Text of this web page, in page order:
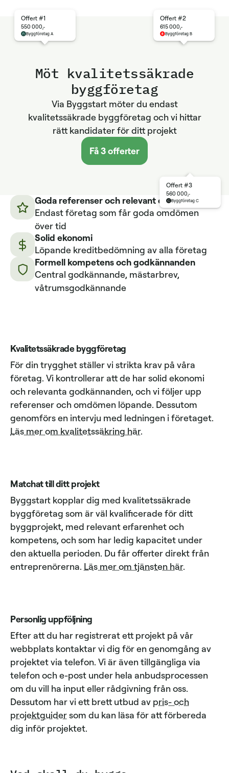
Möt kvalitetssäkrade
byggföretag
Via Byggstart möter du endast
kvalitetssäkrade byggföretag och vi hittar
rätt kandidater för ditt projekt
Få 3 offerter
Offert #1
550 000,-
Byggföretag A
Offert #3
560 000,-
Byggföretag C
Offert #2
615 000,-
Byggföretag B
Goda referenser och relevant erfarenhet
Endast företag som får goda omdömen
över tid
Solid ekonomi
Löpande kreditbedömning av alla företag
Formell kompetens och godkännanden
Central godkännande, mästarbrev,
våtrumsgodkännande
Kvalitetssäkrade byggföretag
För din trygghet ställer vi strikta krav på våra
företag. Vi kontrollerar att de har solid ekonomi
och relevanta godkännanden, och vi följer upp
referenser och omdömen löpande. Dessutom
genomförs en intervju med ledningen i företaget.
Läs mer om kvalitetssäkring här.
Matchat till ditt projekt
Byggstart kopplar dig med kvalitetssäkrade
byggföretag som är väl kvalificerade för ditt
byggprojekt, med relevant erfarenhet och
kompetens, och som har ledig kapacitet under
den aktuella perioden. Du får offerter direkt från
entreprenörerna. Läs mer om tjänsten här.
Personlig uppföljning
Efter att du har registrerat ett projekt på vår
webbplats kontaktar vi dig för en genomgång av
projektet via telefon. Vi är även tillgängliga via
telefon och e-post under hela anbudsprocessen
om du vill ha input eller rådgivning från oss.
Dessutom har vi ett brett utbud av pris- och
projektguidersom du kan läsa för att förbereda
dig inför projektet.